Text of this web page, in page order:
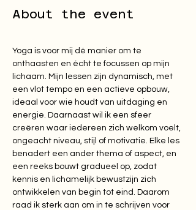
About the event
Yoga is voor mij dé manier om te
onthaasten en écht te focussen op mijn
lichaam. Mijn lessen zijn dynamisch, met
een vlot tempo en een actieve opbouw,
ideaal voor wie houdt van uitdaging en
energie. Daarnaast wil ik een sfeer
creëren waar iedereen zich welkom voelt,
ongeacht niveau, stijl of motivatie. Elke les
benadert een ander thema of aspect, en
een reeks bouwt gradueel op, zodat
kennis en lichamelijk bewustzijn zich
ontwikkelen van begin tot eind. Daarom
raad ik sterk aan om in te schrijven voor